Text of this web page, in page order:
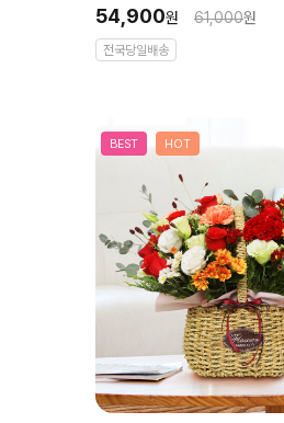
54,900원 61,000원
전국당일배송
BEST HOT